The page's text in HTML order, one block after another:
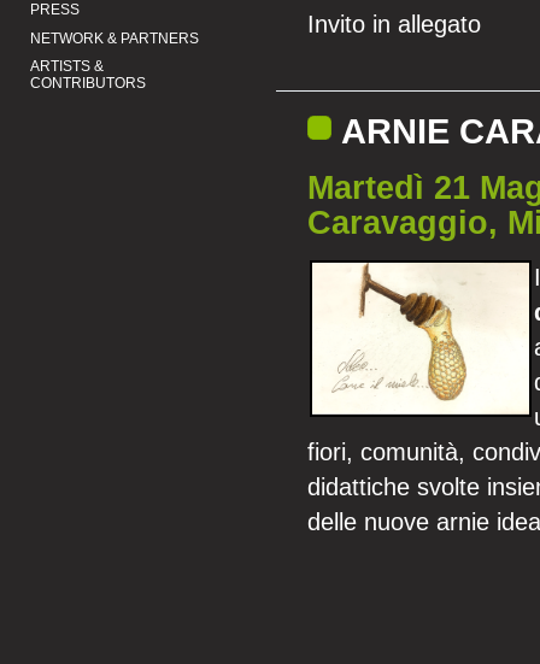
PRESS
NETWORK & PARTNERS
ARTISTS &
CONTRIBUTORS
Invito in allegato
ARNIE
Martedì 21
Caravaggio,
fiori, comunità,
didattiche svolte
delle nuove arnie